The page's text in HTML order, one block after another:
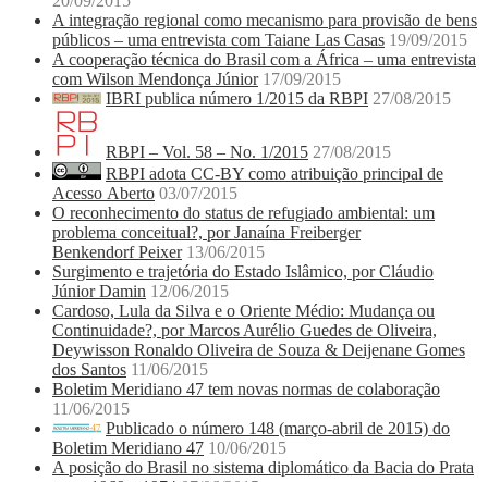
A integração regional como mecanismo para provisão de bens
públicos – uma entrevista com Taiane Las Casas 19/09/2015
A cooperação técnica do Brasil com a África – uma entrevista
com Wilson Mendonça Júnior 17/09/2015
IBRI publica número 1/2015 da RBPI 27/08/2015
RBPI – Vol. 58 – No. 1/2015 27/08/2015
RBPI adota CC-BY como atribuição principal de
Acesso Aberto 03/07/2015
O reconhecimento do status de refugiado ambiental: um
problema conceitual?, por Janaína Freiberger
Benkendorf Peixer 13/06/2015
Surgimento e trajetória do Estado Islâmico, por Cláudio
Júnior Damin 12/06/2015
Cardoso, Lula da Silva e o Oriente Médio: Mudança ou
Continuidade?, por Marcos Aurélio Guedes de Oliveira,
Deywisson Ronaldo Oliveira de Souza & Deijenane Gomes
dos Santos 11/06/2015
Boletim Meridiano 47 tem novas normas de colaboração
11/06/2015
Publicado o número 148 (março-abril de 2015) do
Boletim Meridiano 47 10/06/2015
A posição do Brasil no sistema diplomático da Bacia do Prata